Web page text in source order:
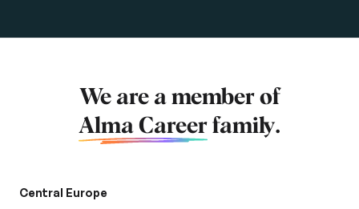
We are a member of
Alma Career family.
Central Europe